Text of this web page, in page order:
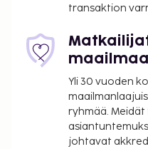
transaktion
maailmaa
Yli 30 vuoden
ryhmää.
johtavat